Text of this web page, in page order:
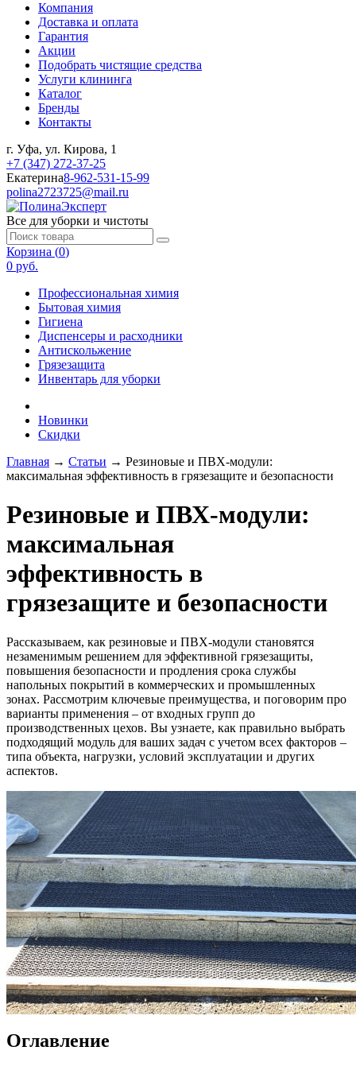
Компания
Доставка и оплата
Гарантия
Акции
Подобрать чистящие средства
Услуги клининга
Каталог
Бренды
Контакты
г. Уфа, ул. Кирова, 1
+7 (347) 272-37-25
Екатерина8-962-531-15-99
polina2723725@mail.ru
Все для уборки и чистоты
Корзина (0)
0 руб.
Профессиональная химия
Бытовая химия
Гигиена
Диспенсеры и расходники
Антискольжение
Грязезащита
Инвентарь для уборки
Новинки
Скидки
Главная → Статьи → Резиновые и ПВХ-модули:
максимальная эффективность в грязезащите и безопасности
Резиновые и ПВХ-модули:
максимальная
эффективность в
грязезащите и безопасности
Рассказываем, как резиновые и ПВХ-модули становятся
незаменимым решением для эффективной грязезащиты,
повышения безопасности и продления срока службы
напольных покрытий в коммерческих и промышленных
зонах. Рассмотрим ключевые преимущества, и поговорим про
варианты применения – от входных групп до
производственных цехов. Вы узнаете, как правильно выбрать
подходящий модуль для ваших задач с учетом всех факторов –
типа объекта, нагрузки, условий эксплуатации и других
аспектов.
Оглавление